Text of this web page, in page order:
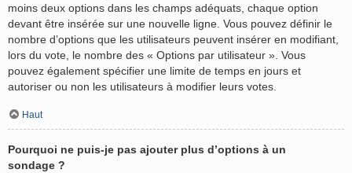
moins deux options dans les champs adéquats, chaque option
devant être insérée sur une nouvelle ligne. Vous pouvez définir le
nombre d’options que les utilisateurs peuvent insérer en modifiant,
lors du vote, le nombre des « Options par utilisateur ». Vous
pouvez également spécifier une limite de temps en jours et
autoriser ou non les utilisateurs à modifier leurs votes.
Haut
Pourquoi ne puis-je pas ajouter plus d’options à un
sondage ?